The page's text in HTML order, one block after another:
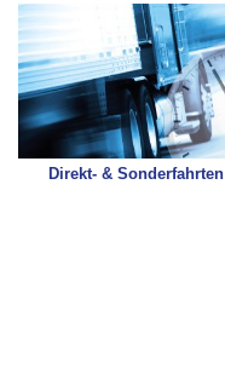
Direkt- & Sonderfahrten